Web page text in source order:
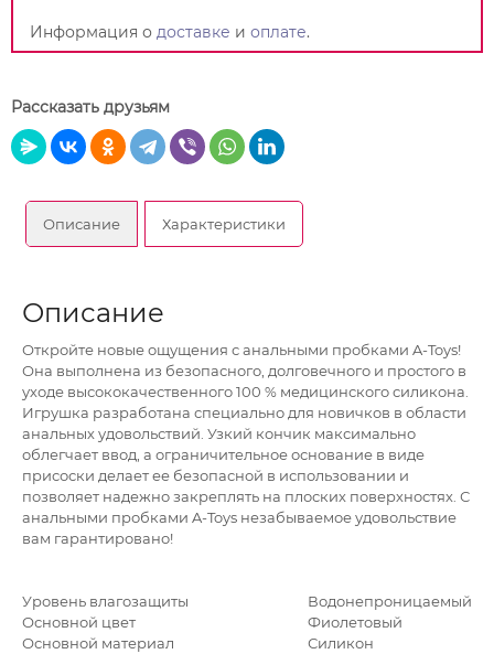
Информация о доставке и оплате.
Рассказать друзьям
Описание Характеристики
Описание
Откройте новые ощущения с анальными пробками A-Toys!
Она выполнена из безопасного, долговечного и простого в
уходе высококачественного 100 % медицинского силикона.
Игрушка разработана специально для новичков в области
анальных удовольствий. Узкий кончик максимально
облегчает ввод, а ограничительное основание в виде
присоски делает ее безопасной в использовании и
позволяет надежно закреплять на плоских поверхностях. С
анальными пробками A-Toys незабываемое удовольствие
вам гарантировано!
Уровень влагозащиты
Водонепроницаемый
Основной цвет
Фиолетовый
Основной материал
Силикон